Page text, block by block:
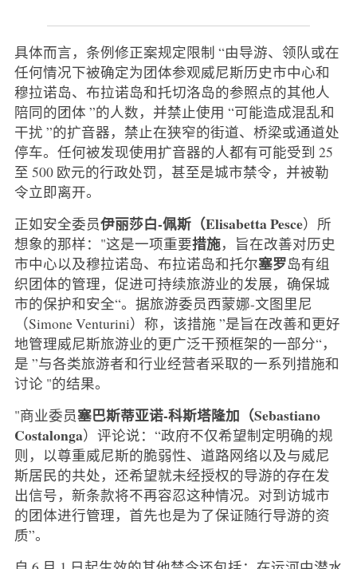
具体而言，条例修正案规定限制 “由导游、领队或在
任何情况下被确定为团体参观威尼斯历史市中心和
穆拉诺岛、布拉诺岛和托切洛岛的参照点的其他人
陪同的团体 ”的人数，并禁止使用 “可能造成混乱和
干扰 ”的扩音器，禁止在狭窄的街道、桥梁或通道处
停车。任何被发现使用扩音器的人都有可能受到 25
至 500 欧元的行政处罚，甚至是城市禁令，并被勒
令立即离开。
正如安全委员伊丽莎白-佩斯（Elisabetta Pesce）所
想象的那样："这是一项重要措施，旨在改善对历史
市中心以及穆拉诺岛、布拉诺岛和托尔塞罗岛有组
织团体的管理，促进可持续旅游业的发展，确保城
市的保护和安全“。据旅游委员西蒙娜-文图里尼
（Simone Venturini）称，该措施 ”是旨在改善和更好
地管理威尼斯旅游业的更广泛干预框架的一部分“，
是 ”与各类旅游者和行业经营者采取的一系列措施和
讨论 "的结果。
"商业委员塞巴斯蒂亚诺-科斯塔隆加（Sebastiano
Costalonga）评论说：“政府不仅希望制定明确的规
则，以尊重威尼斯的脆弱性、道路网络以及与威尼
斯居民的共处，还希望就未经授权的导游的存在发
出信号，新条款将不再容忍这种情况。对到访城市
的团体进行管理，首先也是为了保证随行导游的资
质”。